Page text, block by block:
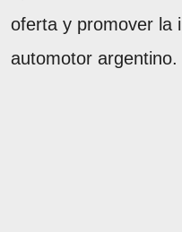
oferta y promover la
automotor argentino.